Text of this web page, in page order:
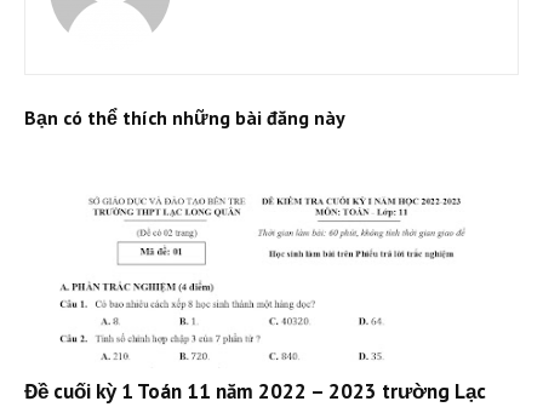
Bạn có thể thích những bài đăng này
Đề cuối kỳ 1 Toán 11 năm 2022 – 2023 trường Lạc